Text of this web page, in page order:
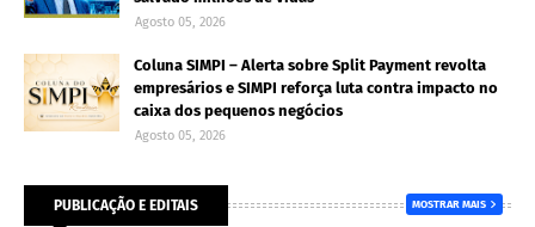
Agosto 05, 2026
Coluna SIMPI – Alerta sobre Split Payment revolta
empresários e SIMPI reforça luta contra impacto no
caixa dos pequenos negócios
Agosto 05, 2026
PUBLICAÇÃO E EDITAIS MOSTRAR MAIS